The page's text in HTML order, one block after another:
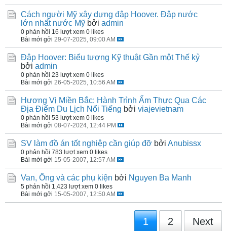
Cách người Mỹ xây dựng đập Hoover. Đập nước
lớn nhất nước Mỹ bởi admin
0 phản hồi 16 lượt xem 0 likes
Bài mới gởi 29-07-2025, 09:00 AM
Đập Hoover: Biểu tượng Kỹ thuật Gần một Thế kỷ
bởi admin
0 phản hồi 23 lượt xem 0 likes
Bài mới gởi 26-05-2025, 10:56 AM
Hương Vị Miền Bắc: Hành Trình Ẩm Thực Qua Các
Địa Điểm Du Lịch Nổi Tiếng bởi viajevietnam
0 phản hồi 53 lượt xem 0 likes
Bài mới gởi 08-07-2024, 12:44 PM
SV làm đồ án tốt nghiệp cần giúp đỡ bởi Anubissx
0 phản hồi 783 lượt xem 0 likes
Bài mới gởi 15-05-2007, 12:57 AM
Van, Ống và các phụ kiện bởi Nguyen Ba Manh
5 phản hồi 1,423 lượt xem 0 likes
Bài mới gởi 15-05-2007, 12:50 AM
1 2 Next